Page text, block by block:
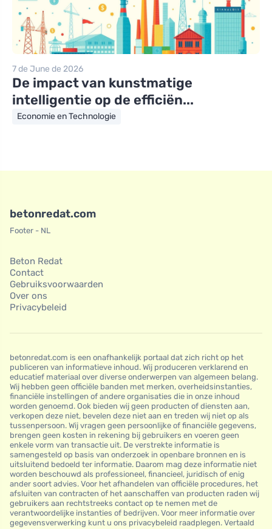
7 de June de 2026
De impact van kunstmatige
intelligentie op de efficiën...
Economie en Technologie
betonredat.com
Footer - NL
Beton Redat
Contact
Gebruiksvoorwaarden
Over ons
Privacybeleid
betonredat.com is een onafhankelijk portaal dat zich richt op het
publiceren van informatieve inhoud. Wij produceren verklarend en
educatief materiaal over diverse onderwerpen van algemeen belang.
Wij hebben geen officiële banden met merken, overheidsinstanties,
financiële instellingen of andere organisaties die in onze inhoud
worden genoemd. Ook bieden wij geen producten of diensten aan,
verkopen deze niet, bevelen deze niet aan en treden wij niet op als
tussenpersoon. Wij vragen geen persoonlijke of financiële gegevens,
brengen geen kosten in rekening bij gebruikers en voeren geen
enkele vorm van transactie uit. De verstrekte informatie is
samengesteld op basis van onderzoek in openbare bronnen en is
uitsluitend bedoeld ter informatie. Daarom mag deze informatie niet
worden beschouwd als professioneel, financieel, juridisch of enig
ander soort advies. Voor het afhandelen van officiële procedures, het
afsluiten van contracten of het aanschaffen van producten raden wij
gebruikers aan rechtstreeks contact op te nemen met de
verantwoordelijke instanties of bedrijven. Voor meer informatie over
gegevensverwerking kunt u ons privacybeleid raadplegen. Vertaald